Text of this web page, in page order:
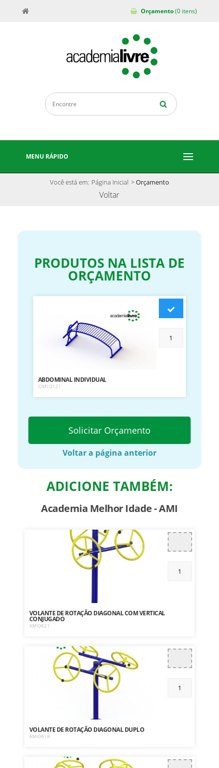
Orçamento(0 itens)
MENU RÁPIDO
Você está em: Página Inicial >Orçamento
Voltar
PRODUTOS NA LISTA DE
ORÇAMENTO
ABDOMINAL INDIVIDUAL
OMI 0121
Solicitar Orçamento
Voltar a página anterior
ADICIONE TAMBÉM:
Academia Melhor Idade - AMI
VOLANTE DE ROTAÇÃO DIAGONAL COM VERTICAL
CONJUGADO
AMI0621
VOLANTE DE ROTAÇÃO DIAGONAL DUPLO
AMI0614